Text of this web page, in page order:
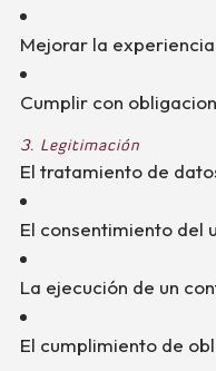
Mejorar la
Cumplir con
3. Legitimación
El tratamiento de
El consentimiento del
La ejecución de un
El cumplimiento de